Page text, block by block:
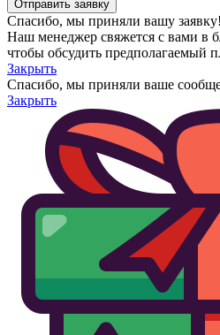
Спасибо, мы приняли вашу заявку!
Наш менеджер свяжется с вами в
чтобы обсудить предполагаемый
Закрыть
Спасибо, мы приняли ваше
Закрыть